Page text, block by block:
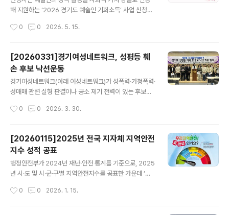
파트 외벽이나 창문, 방충망 주변에 떼로 몰려다니는 특징
특히 가을철이 되면 실내로 들어오려는 행동을 보이기도
해 지원하는 ‘2026 경기도 예술인 기회소득’ 사업 신청을
대상은 11일 기준 안양시에 주민등록이 되어 있는 예술인
발급한 예술 활동 증명이 유효해야 한다. 대상자로 선정된
예술인에게는 1인당 연 150만 원 이내의 지원금이, 2회에
걸쳐 분할 지급된다. 시는 오는 7~8월 중 1차분을 우선 지
급하고, 10월 중 2차분을 지급할 예정이다. 다만 도 재정
해 문화체육관광부의 예술활동준비금이나 '케이-아트(K-
0 0 2026. 5. 15.
[20260331]경기여성네트워크, 성평등 훼
손 후보 낙선운동
경기여성네트워크(아래 여성네트워크)가 성폭력·가정폭력·
성매매 관련 실형 판결이나 공소 제기 전력이 있는 후보에
기도의회에서 기자회견을 열어 "민주주의와 성평등을 훼손
밝히며 낙선 운동 기준을 제시했다.관련해 김은진 경기여
성연대 공동대표는 "성평등 의제와 후보 낙선 기준을 분명
히 밝히고자 한다"며 "이는 특정 집단의 이해를 위한 것이
아니라, 민주주의를 지키고, 시민의 존엄과 권리를 확장하
기 위한 최소한의 기준"이라고 밝혔다.서은화 경기자주여
심사를 명확히 해야 할 것"이라며 "성평등 정책에 반대하거
0 0 2026. 3. 30.
[20260115]2025년 전국 지자체 지역안전
지수 성적 공표
행정안전부가 2024년 재난·안전 통계를 기준으로, 2025
년 시·도 및 시·군·구별 지역안전지수를 공표한 가운데 ‘지
화재·범죄·생활안전·자살·감염병)중 5개분야에서 1등급을
0 0 2026. 1. 15.